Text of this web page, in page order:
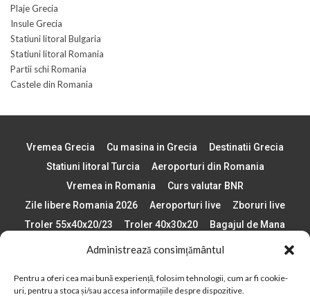
Administrează consimțământul
Pentru a oferi cea mai bună experiență, folosim tehnologii, cum ar fi cookie-
uri, pentru a stoca și/sau accesa informațiile despre dispozitive.
Plaje Grecia
Insule Grecia
Statiuni litoral Bulgaria
Statiuni litoral Romania
Partii schi Romania
Castele din Romania
Vremea Grecia Cu masina in Grecia
Destinatii Grecia
Statiuni litoral Turcia
Aeroporturi din Romania
Vremea in Romania
Curs valutar BNR
Zile libere Romania 2026
Aeroporturi live
Zboruri live
Troler 55x40x20/23
Troler 40x30x20
Bagajul de Mana
Paste 2026
Cele mai bune telefoane
Plaje din Europa
Concerte Romania 2025